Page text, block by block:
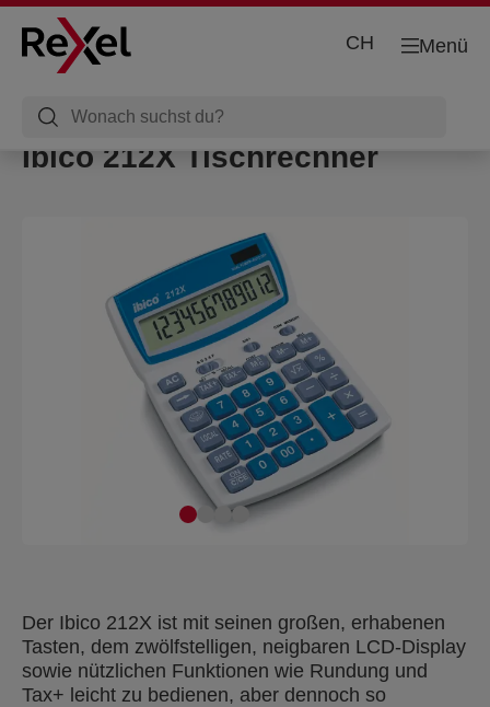
Menü
CH
Ibico 212X Tischrechner
Der Ibico 212X ist mit seinen großen, erhabenen
Tasten, dem zwölfstelligen, neigbaren LCD-Display
sowie nützlichen Funktionen wie Rundung und
Tax+ leicht zu bedienen, aber dennoch so